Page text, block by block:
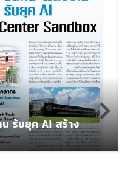
รับยุค AI สร้าง